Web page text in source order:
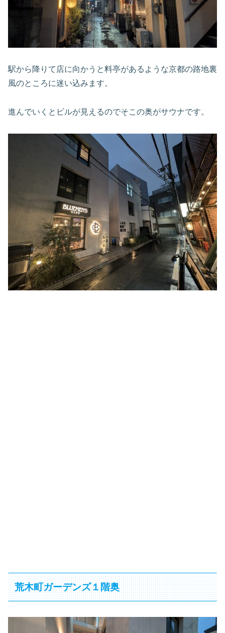
駅から降りて店に向かうと料亭があるような京都の路地裏
風のところに迷い込みます。
進んでいくとビルが見えるのでそこの奥がサウナです。
荒木町ガーデンズ１階奥